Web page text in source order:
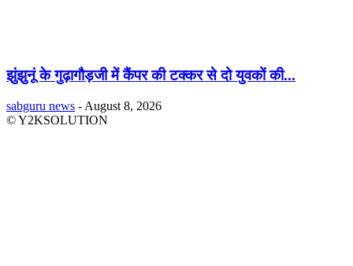
झुंझुनूं के गुढ़ागौड़जी में कैंपर की टक्कर से दो युवकों की...
sabguru news - August 8, 2026
© Y2KSOLUTION